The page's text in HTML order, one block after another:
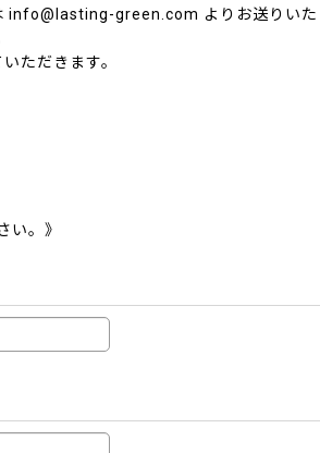
green.com よりお送りいた
ただきます。
い。》